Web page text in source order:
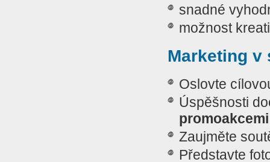
snadné
možnost
Marketing
Oslovte
Úspěšnosti
Zaujměte
Představte